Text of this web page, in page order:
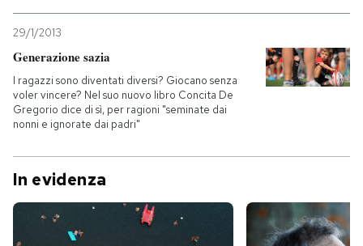
29/1/2013
Generazione sazia
I ragazzi sono diventati diversi? Giocano senza
voler vincere? Nel suo nuovo libro Concita De
Gregorio dice di sì, per ragioni "seminate dai
nonni e ignorate dai padri"
In evidenza